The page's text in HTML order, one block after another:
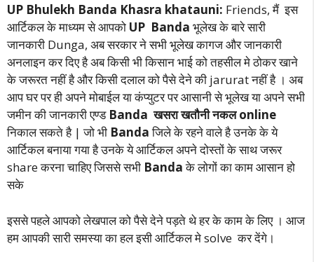
UP Bhulekh Banda Khasra khatauni: Friends, मैं इस
आर्टिकल के माध्यम से आपको UP Banda भूलेख के बारे सारी
जानकारी Dunga, अब सरकार ने सभी भूलेख कागज और जानकारी
अनलाइन कर दिए है अब किसी भी किसान भाई को तहसील मे ठोकर खाने
के जरूरत नहीं है और किसी दलाल को पैसे देने की jarurat नहीं है । अब
आप घर पर ही अपने मोबाईल या कंप्युटर पर आसानी से भूलेख या अपने सभी
जमीन की जानकारी एण्ड Banda खसरा खतौनी नकल online
निकाल सकते है | जो भी Bandaजिले के रहने वाले है उनके के ये
आर्टिकल बनाया गया है उनके ये आर्टिकल अपने दोस्तों के साथ जरूर
share करना चाहिए जिससे सभी Bandaके लोगों का काम आसान हो
सके
इससे पहले आपको लेखपाल को पैसे देने पड़ते थे हर के काम के लिए । आज
हम आपकी सारी समस्या का हल इसी आर्टिकल मे solve कर देंगे।